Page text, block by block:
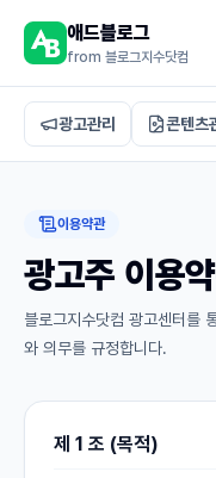
애드블로그
from 블로그지수닷컴
광고관리 콘텐츠
이용약관
광고주 이용
블로그지수닷컴 광고센터를
와 의무를 규정합니다.
제 1 조 (목적)